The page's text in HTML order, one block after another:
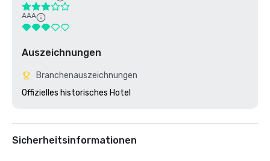
AAA
Auszeichnungen
Branchenauszeichnungen
Sicherheitsinformationen